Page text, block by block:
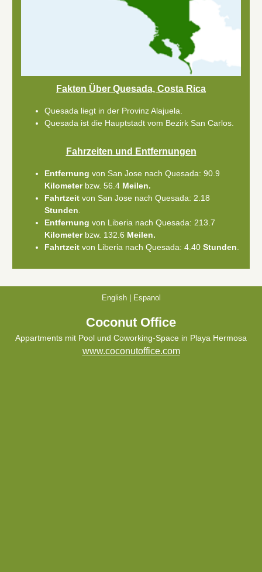
Fakten Über Quesada, Costa Rica
Quesada liegt in der Provinz Alajuela.
Quesada ist die Hauptstadt vom Bezirk San Carlos.
Fahrzeiten und Entfernungen
Entfernung von San Jose nach Quesada: 90.9
Kilometerbzw. 56.4 Meilen.
Fahrtzeit von San Jose nach Quesada: 2.18
Stunden
Entfernung von Liberia nach Quesada: 213.7
Kilometerbzw. 132.6 Meilen.
Fahrtzeit von Liberia nach Quesada: 4.40 Stunden
English| Espanol
Coconut Office
Appartments mit Pool und Coworking-Space in Playa Hermosa
www.coconutoffice.com